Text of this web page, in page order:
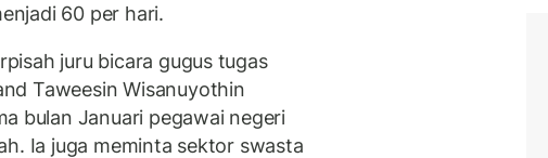
60 per hari.
juru bicara gugus tugas
Taweesin Wisanuyothin
bulan Januari pegawai negeri
Ia juga meminta sektor swasta